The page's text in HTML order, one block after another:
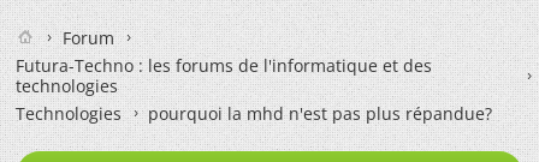
Forum
Futura-Techno : les forums de l'informatique et des
technologies
Technologies
pourquoi la mhd n'est pas plus répandue?